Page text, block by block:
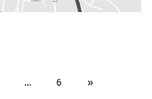
… 6 »